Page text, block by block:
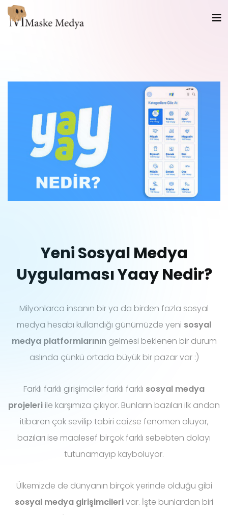
Yeni Sosyal Medya
Uygulaması Yaay Nedir?
Milyonlarca insanın bir ya da birden fazla sosyal
medya hesabı kullandığı günümüzde yeni sosyal
medya platformlarınıngelmesi beklenen bir durum
aslında çünkü ortada büyük bir pazar var :)
Farklı farklı girişimciler farklı farklı sosyal medya
projeleri ile karşımıza çıkıyor. Bunların bazıları ilk andan
itibaren çok sevilip tabiri caizse fenomen oluyor,
bazıları ise maalesef birçok farklı sebebten dolayı
tutunamayıp kayboluyor.
Ülkemizde de dünyanın birçok yerinde olduğu gibi
sosyal medya girişimcilerivar. İşte bunlardan biri